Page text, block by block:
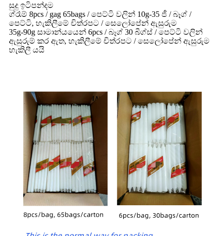
සුදු ඉටිපන්දම
ග්රෑම් 8pcs / gag 65bags / පෙට්ටි වලින් 10g-35 ජී / බෑග් /
පෙට්ටි, හැකිලීමේ චිත්රපට / සෙලෝපේන් ඇසුරුම
35g-90g සාමාන්යයෙන් 6pcs / බෑග් 30 බීග්ස් / පෙට්ටි වලින්
ඇසුරුම් කර ඇත, හැකිලීමේ චිත්රපට / සෙලෝපේන් ඇසුරුම
හැකිලී යයි